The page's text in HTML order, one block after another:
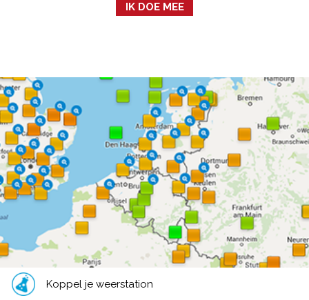
IK DOE MEE
Koppel je weerstation